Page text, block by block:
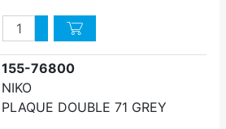
QuantitéAugmenter quantité
Diminuer quantité
155-76800
NIKO
PLAQUE DOUBLE 71 GREY